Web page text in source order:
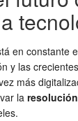
en constante
y las
más
la